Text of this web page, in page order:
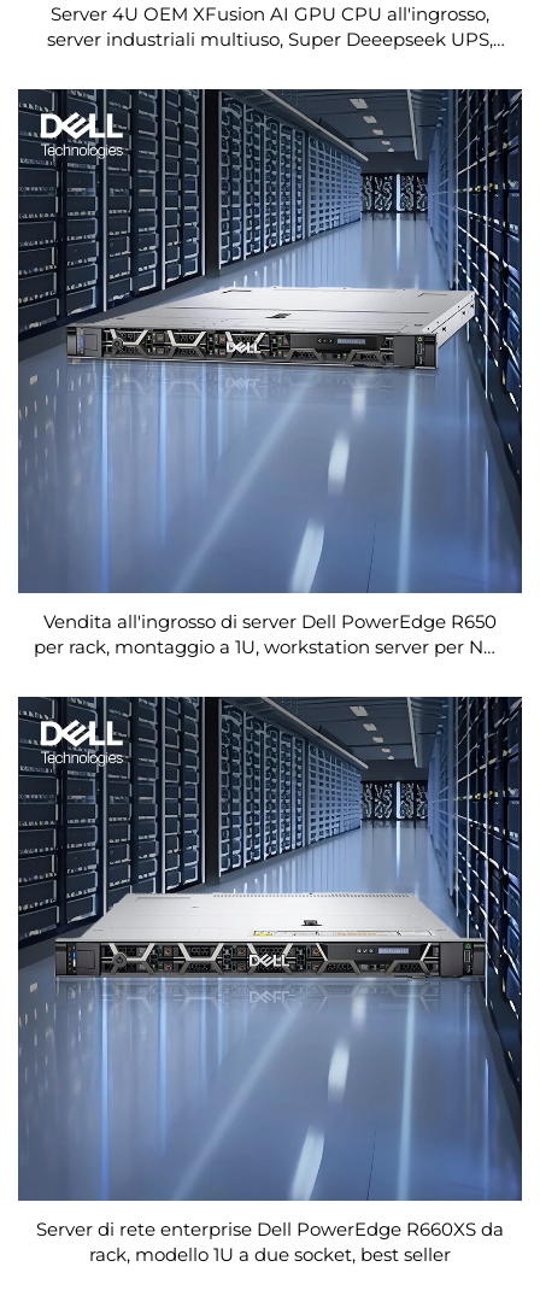
Server 4U OEM XFusion AI GPU CPU all'ingrosso,
server industriali multiuso, Super Deeepseek UPS,
con HDD e 4 baie SSD
Vendita all'ingrosso di server Dell PowerEdge R650
per rack, montaggio a 1U, workstation server per NAS
magazzino a Shenzhen
Server di rete enterprise Dell PowerEdge R660XS da
rack, modello 1U a due socket, best seller